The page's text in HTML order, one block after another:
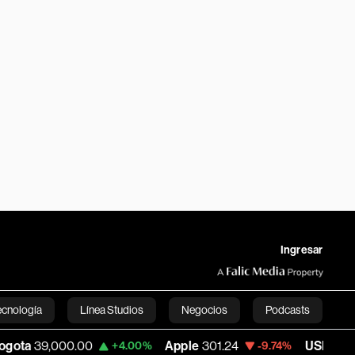
Ingresar
Línea Studios Negocios Podcasts
English+4.00% Apple 301.24 -9.74% USD COP 3,152.58